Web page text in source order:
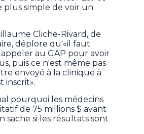
plus simple de voir un
Cliche-Rivard, de
déplore qu'«il faut
au GAP pour avoir
puis ce n'est même pas
envoyé à la clinique à
inscrit».
pourquoi les médecins
de 75 millions $ avant
sache si les résultats sont